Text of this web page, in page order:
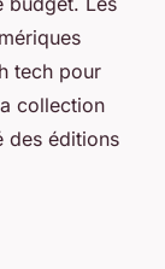
tech pour
collection
des éditions